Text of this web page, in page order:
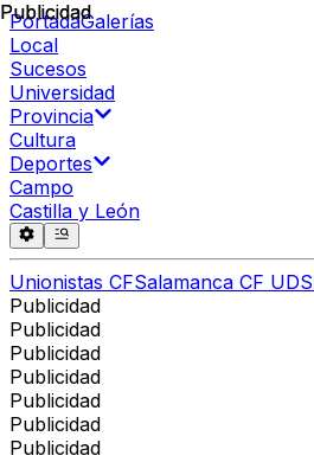
PortadaGalerías
Local
Sucesos
Universidad
Provincia
Cultura
Deportes
Campo
Castilla y León
Unionistas CFSalamanca CF UDS
Publicidad
Publicidad
Publicidad
Publicidad
Publicidad
Publicidad
Publicidad
Publicidad
Publicidad